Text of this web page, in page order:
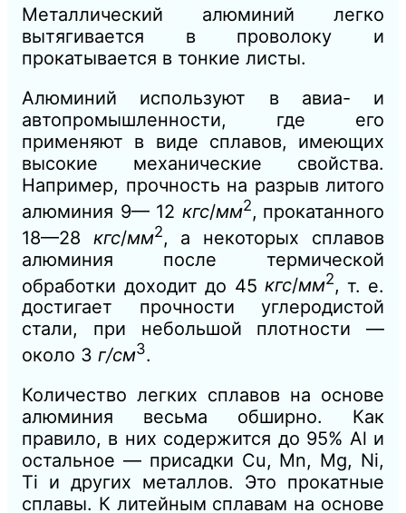
Металлический алюминий легко
вытягивается в проволоку и
прокатывается в тонкие листы.
Алюминий используют в авиа- и
автопромышленности, где его
применяют в виде сплавов, имеющих
высокие механические свойства.
Например, прочность на разрыв литого
алюминия 9— 12 кгс/мм2, прокатанного
18—28 кгс/мм2,
а некоторых сплавов
алюминия после термической
обработки доходит до 45 кгс/мм2, т. е.
достигает прочности углеродистой
стали, при небольшой плотности —
около 3 г/см3.
Количество легких сплавов на основе
алюминия весьма обширно. Как
правило, в них содержится до 95% Аl и
остальное — присадки Сu, Mn, Mg, Ni,
Ti и других металлов. Это прокатные
сплавы. К литейным сплавам на основе